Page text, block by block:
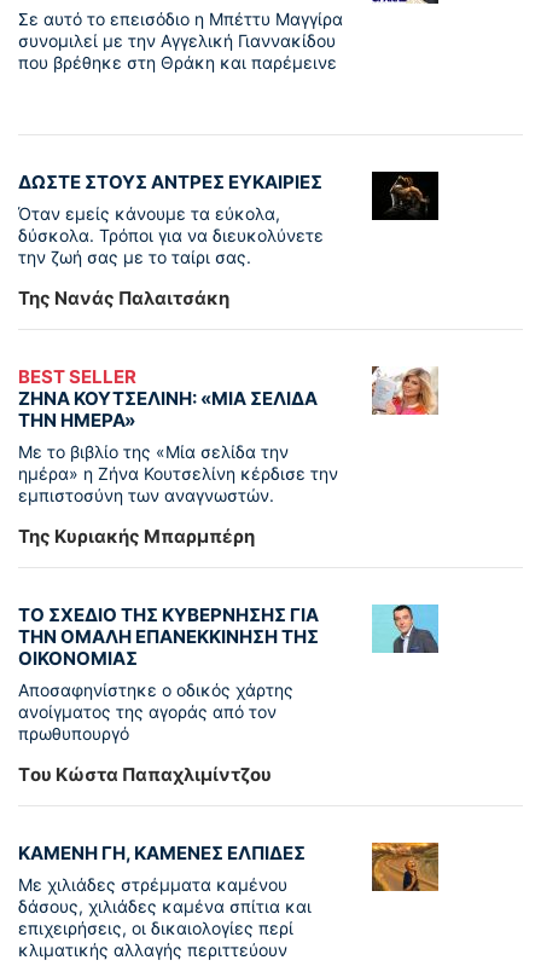
Σε αυτό το επεισόδιο η Μπέττυ Μαγγίρα
συνομιλεί με την Αγγελική Γιαννακίδου
που βρέθηκε στη Θράκη και παρέμεινε
ΔΩΣΤΕ ΣΤΟΥΣ ΑΝΤΡΕΣ ΕΥΚΑΙΡΙΕΣ
Όταν εμείς κάνουμε τα εύκολα,
δύσκολα. Τρόποι για να διευκολύνετε
την ζωή σας με το ταίρι σας.
Της Νανάς Παλαιτσάκη
BEST SELLER
ΖΗΝΑ ΚΟΥΤΣΕΛΙΝΗ: «ΜΙΑ ΣΕΛΙΔΑ
ΤΗΝ ΗΜΕΡΑ»
Με το βιβλίο της «Μία σελίδα την
ημέρα» η Ζήνα Κουτσελίνη κέρδισε την
εμπιστοσύνη των αναγνωστών.
Της Κυριακής Μπαρμπέρη
ΤΟ ΣΧΕΔΙΟ ΤΗΣ ΚΥΒΕΡΝΗΣΗΣ ΓΙΑ
ΤΗΝ ΟΜΑΛΗ ΕΠΑΝΕΚΚΙΝΗΣΗ ΤΗΣ
ΟΙΚΟΝΟΜΙΑΣ
Αποσαφηνίστηκε ο οδικός χάρτης
ανοίγματος της αγοράς από τον
πρωθυπουργό
Tου Κώστα Παπαχλιμίντζου
ΚΑΜΕΝΗ ΓΗ, ΚΑΜΕΝΕΣ ΕΛΠΙΔΕΣ
Με χιλιάδες στρέμματα καμένου
δάσους, χιλιάδες καμένα σπίτια και
επιχειρήσεις, οι δικαιολογίες περί
κλιματικής αλλαγής περιττεύουν